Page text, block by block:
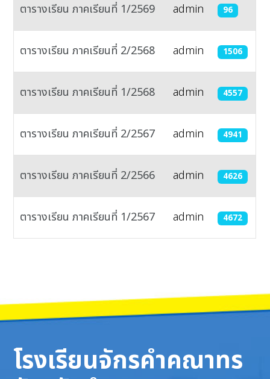
ตารางเรียน ภาคเรียนที่ 1/2569 admin 96
ตารางเรียน ภาคเรียนที่ 2/2568 admin 1506
ตารางเรียน ภาคเรียนที่ 1/2568 admin 4557
ตารางเรียน ภาคเรียนที่ 2/2567 admin 4941
ตารางเรียน ภาคเรียนที่ 2/2566 admin 4626
ตารางเรียน ภาคเรียนที่ 1/2567 admin 4672
โรงเรียนจักรคำคณาทร